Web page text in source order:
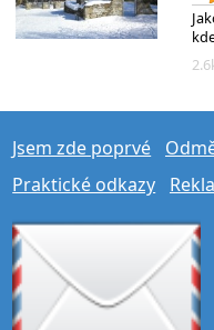
Jsem zde poprvé
Praktické odkazy